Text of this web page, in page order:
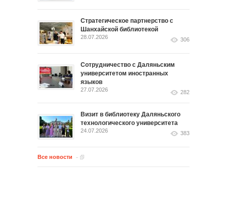
Стратегическое партнерство с
Шанхайской библиотекой
28.07.2026 306
Сотрудничество с Даляньским
университетом иностранных
языков
27.07.2026 282
Визит в библиотеку Даляньского
технологического университета
24.07.2026 383
Все новости